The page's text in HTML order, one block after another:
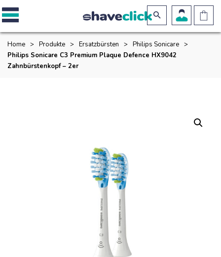
Home > Produkte > Ersatzbürsten > Philips Sonicare >
Philips Sonicare C3 Premium Plaque Defence HX9042
Zahnbürstenkopf – 2er